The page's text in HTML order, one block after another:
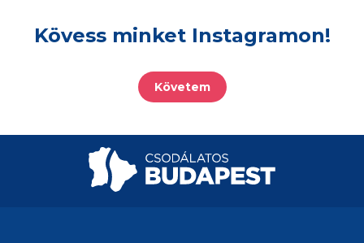
Kövess minket Instagramon!
Követem